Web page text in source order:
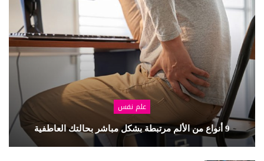
علم نفس
9 أنواع من الألم مرتبطة بشكل مباشر بحالتك العاطفية